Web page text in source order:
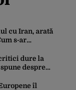
cu Iran, arată
s-ar
Mijlociudure la
despre
îl